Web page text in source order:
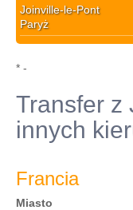
Joinville-le-Pont
Paryż
* -
Transfer z
innych
Francia
Miasto